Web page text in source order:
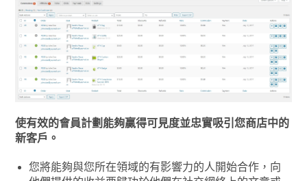
使有效的會員計劃能夠贏得可見度並忠實吸引您商店中的
新客戶。
您將能夠與您所在領域的有影響力的人開始合作，向